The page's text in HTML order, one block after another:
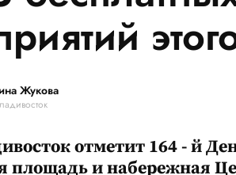
Жукова
отметит 164 - й
площадь и набережная